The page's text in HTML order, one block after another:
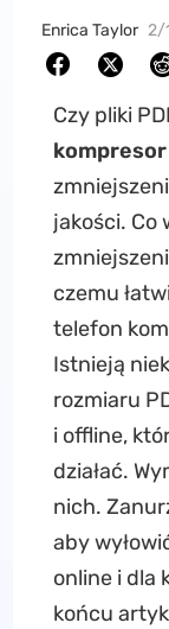
Enrica Taylor 2/
Czy pliki
kompresor
jakości. Co
czemu
telefon
Istnieją
rozmiaru
i offline,
działać.
nich.
aby
online i dla
końcu